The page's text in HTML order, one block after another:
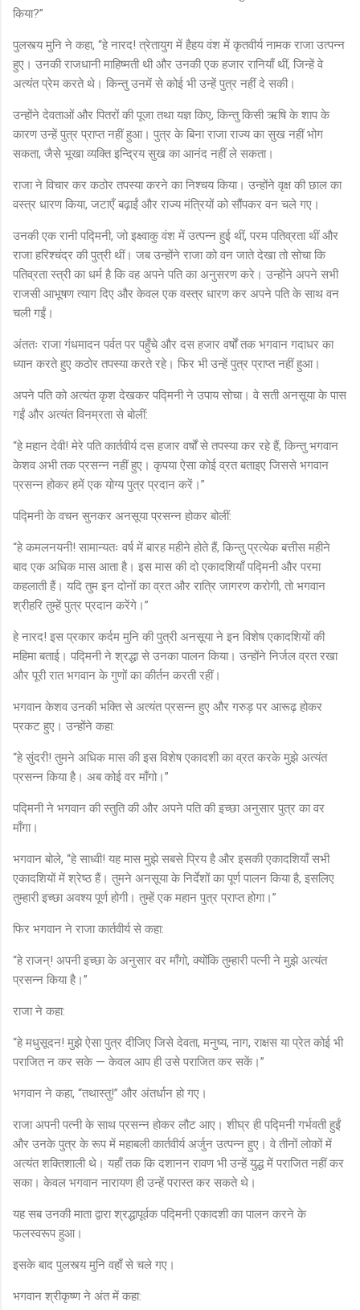
किया?”
पुलस्त्य मुनि ने कहा, “हे नारद! त्रेतायुग में हैहय वंश में कृतवीर्य नामक राजा उत्पन्न
हुए। उनकी राजधानी माहिष्मती थी और उनकी एक हजार रानियाँ थीं, जिन्हें वे
अत्यंत प्रेम करते थे। किन्तु उनमें से कोई भी उन्हें पुत्र नहीं दे सकी।
उन्होंने देवताओं और पितरों की पूजा तथा यज्ञ किए, किन्तु किसी ऋषि के शाप के
कारण उन्हें पुत्र प्राप्त नहीं हुआ। पुत्र के बिना राजा राज्य का सुख नहीं भोग
सकता, जैसे भूखा व्यक्ति इन्द्रिय सुख का आनंद नहीं ले सकता।
राजा ने विचार कर कठोर तपस्या करने का निश्चय किया। उन्होंने वृक्ष की छाल का
वस्त्र धारण किया, जटाएँ बढ़ाईं और राज्य मंत्रियों को सौंपकर वन चले गए।
उनकी एक रानी पद्मिनी, जो इक्ष्वाकु वंश में उत्पन्न हुई थीं, परम पतिव्रता थीं और
राजा हरिश्चंद्र की पुत्री थीं। जब उन्होंने राजा को वन जाते देखा तो सोचा कि
पतिव्रता स्त्री का धर्म है कि वह अपने पति का अनुसरण करे। उन्होंने अपने सभी
राजसी आभूषण त्याग दिए और केवल एक वस्त्र धारण कर अपने पति के साथ वन
चली गईं।
अंततः राजा गंधमादन पर्वत पर पहुँचे और दस हजार वर्षों तक भगवान गदाधर का
ध्यान करते हुए कठोर तपस्या करते रहे। फिर भी उन्हें पुत्र प्राप्त नहीं हुआ।
अपने पति को अत्यंत कृश देखकर पद्मिनी ने उपाय सोचा। वे सती अनसूया के पास
गईं और अत्यंत विनम्रता से बोलीं:
“हे महान देवी! मेरे पति कार्तवीर्य दस हजार वर्षों से तपस्या कर रहे हैं, किन्तु भगवान
केशव अभी तक प्रसन्न नहीं हुए। कृपया ऐसा कोई व्रत बताइए जिससे भगवान
प्रसन्न होकर हमें एक योग्य पुत्र प्रदान करें।”
पद्मिनी के वचन सुनकर अनसूया प्रसन्न होकर बोलीं:
“हे कमलनयनी! सामान्यतः वर्ष में बारह महीने होते हैं, किन्तु प्रत्येक बत्तीस महीने
बाद एक अधिक मास आता है। इस मास की दो एकादशियाँ पद्मिनी और परमा
कहलाती हैं। यदि तुम इन दोनों का व्रत और रात्रि जागरण करोगी, तो भगवान
श्रीहरि तुम्हें पुत्र प्रदान करेंगे।”
हे नारद! इस प्रकार कर्दम मुनि की पुत्री अनसूया ने इन विशेष एकादशियों की
महिमा बताई। पद्मिनी ने श्रद्धा से उनका पालन किया। उन्होंने निर्जल व्रत रखा
और पूरी रात भगवान के गुणों का कीर्तन करती रहीं।
भगवान केशव उनकी भक्ति से अत्यंत प्रसन्न हुए और गरुड़ पर आरूढ़ होकर
प्रकट हुए। उन्होंने कहा:
“हे सुंदरी! तुमने अधिक मास की इस विशेष एकादशी का व्रत करके मुझे अत्यंत
प्रसन्न किया है। अब कोई वर माँगो।”
पद्मिनी ने भगवान की स्तुति की और अपने पति की इच्छा अनुसार पुत्र का वर
माँगा।
भगवान बोले, “हे साध्वी! यह मास मुझे सबसे प्रिय है और इसकी एकादशियाँ सभी
एकादशियों में श्रेष्ठ हैं। तुमने अनसूया के निर्देशों का पूर्ण पालन किया है, इसलिए
तुम्हारी इच्छा अवश्य पूर्ण होगी। तुम्हें एक महान पुत्र प्राप्त होगा।”
फिर भगवान ने राजा कार्तवीर्य से कहा:
“हे राजन्! अपनी इच्छा के अनुसार वर माँगो, क्योंकि तुम्हारी पत्नी ने मुझे अत्यंत
प्रसन्न किया है।”
राजा ने कहा:
“हे मधुसूदन! मुझे ऐसा पुत्र दीजिए जिसे देवता, मनुष्य, नाग, राक्षस या प्रेत कोई भी
पराजित न कर सके — केवल आप ही उसे पराजित कर सकें।”
भगवान ने कहा, “तथास्तु!” और अंतर्धान हो गए।
राजा अपनी पत्नी के साथ प्रसन्न होकर लौट आए। शीघ्र ही पद्मिनी गर्भवती हुईं
और उनके पुत्र के रूप में महाबली कार्तवीर्य अर्जुन उत्पन्न हुए। वे तीनों लोकों में
अत्यंत शक्तिशाली थे। यहाँ तक कि दशानन रावण भी उन्हें युद्ध में पराजित नहीं कर
सका। केवल भगवान नारायण ही उन्हें परास्त कर सकते थे।
यह सब उनकी माता द्वारा श्रद्धापूर्वक पद्मिनी एकादशी का पालन करने के
फलस्वरूप हुआ।
इसके बाद पुलस्त्य मुनि वहाँ से चले गए।
भगवान श्रीकृष्ण ने अंत में कहा: